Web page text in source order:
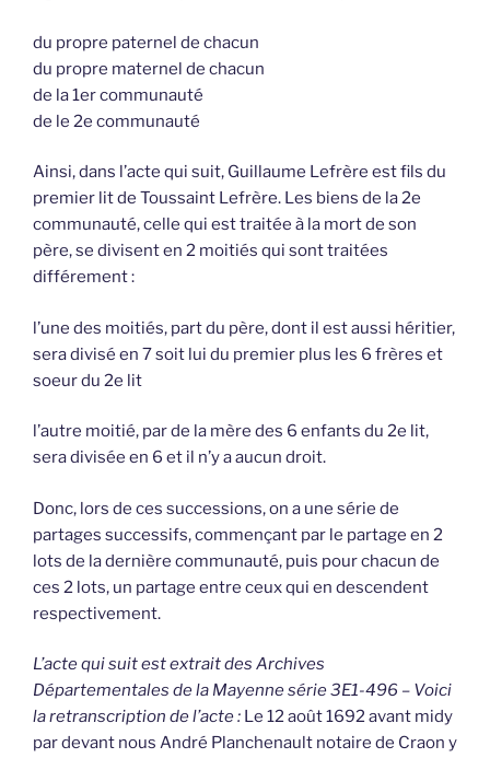
du propre paternel de chacun
du propre maternel de chacun
de la 1er communauté
de le 2e communauté
Ainsi, dans l’acte qui suit, Guillaume Lefrère est fils du
premier lit de Toussaint Lefrère. Les biens de la 2e
communauté, celle qui est traitée à la mort de son
père, se divisent en 2 moitiés qui sont traitées
différement :
l’une des moitiés, part du père, dont il est aussi héritier,
sera divisé en 7 soit lui du premier plus les 6 frères et
soeur du 2e lit
l’autre moitié, par de la mère des 6 enfants du 2e lit,
sera divisée en 6 et il n’y a aucun droit.
Donc, lors de ces successions, on a une série de
partages successifs, commençant par le partage en 2
lots de la dernière communauté, puis pour chacun de
ces 2 lots, un partage entre ceux qui en descendent
respectivement.
L’acte qui suit est extrait des Archives
Départementales de la Mayenne série 3E1-496 – Voici
la retranscription de l’acte : Le 12 août 1692 avant midy
par devant nous André Planchenault notaire de Craon y